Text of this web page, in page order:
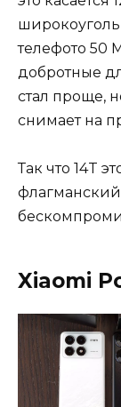
телефото 50
добротные
стал проще,
снимает на
Так что 14T
Xiaomi